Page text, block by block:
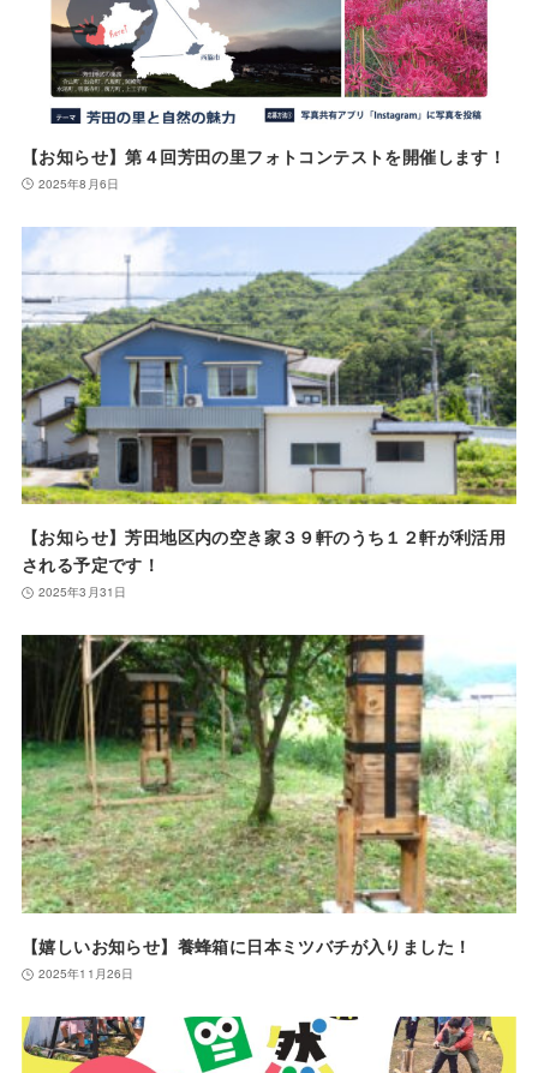
【お知らせ】第４回芳田の里フォトコンテストを開催します！
2025年8月6日
【お知らせ】芳田地区内の空き家３９軒のうち１２軒が利活用
される予定です！
2025年3月31日
【嬉しいお知らせ】養蜂箱に日本ミツバチが入りました！
2025年11月26日